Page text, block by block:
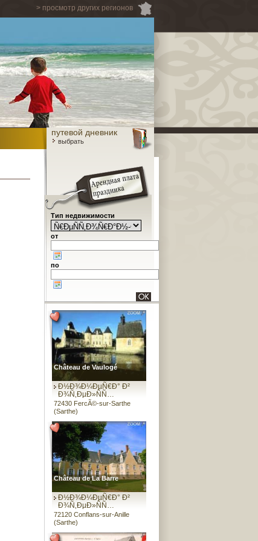
> просмотр других регионов
путевой дневник
выбрать
Тип недвижимости
от
по
Château de Vaulogé
Ð½Ð¾Ð¼ÐµÑ€Ð° Ð²
Ð¾Ñ‚ÐµÐ»ÑÑ…
72430 FercÃ©-sur-Sarthe
(Sarthe)
Château de La Barre
Ð½Ð¾Ð¼ÐµÑ€Ð° Ð²
Ð¾Ñ‚ÐµÐ»ÑÑ…
72120 Conflans-sur-Anille
(Sarthe)